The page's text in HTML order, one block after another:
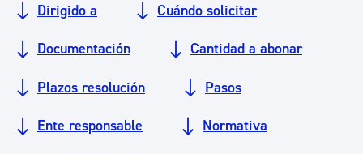
Dirigido a Cuándo solicitar
Documentación Cantidad a abonar
Plazos resolución Pasos
Ente responsable Normativa